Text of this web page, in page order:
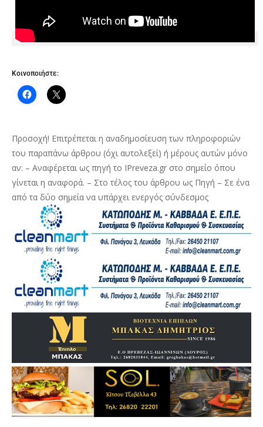
Κοινοποιήστε:
Προσοχή! Επιτρέπεται η αναδημοσίευση των πληροφοριών
του παραπάνω άρθρου (όχι αυτολεξεί) ή μέρους αυτών μόνο
αν: – Αναφέρεται ως πηγή το IPreveza.gr στο σημείο όπου
γίνεται η αναφορά. – Στο τέλος του άρθρου ως Πηγή – Σε ένα
από τα δύο σημεία να υπάρχει ενεργός σύνδεσμος